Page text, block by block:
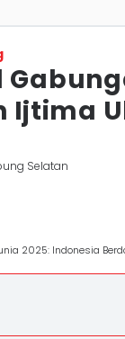
Ijtima
Selatan
2025: Indonesia